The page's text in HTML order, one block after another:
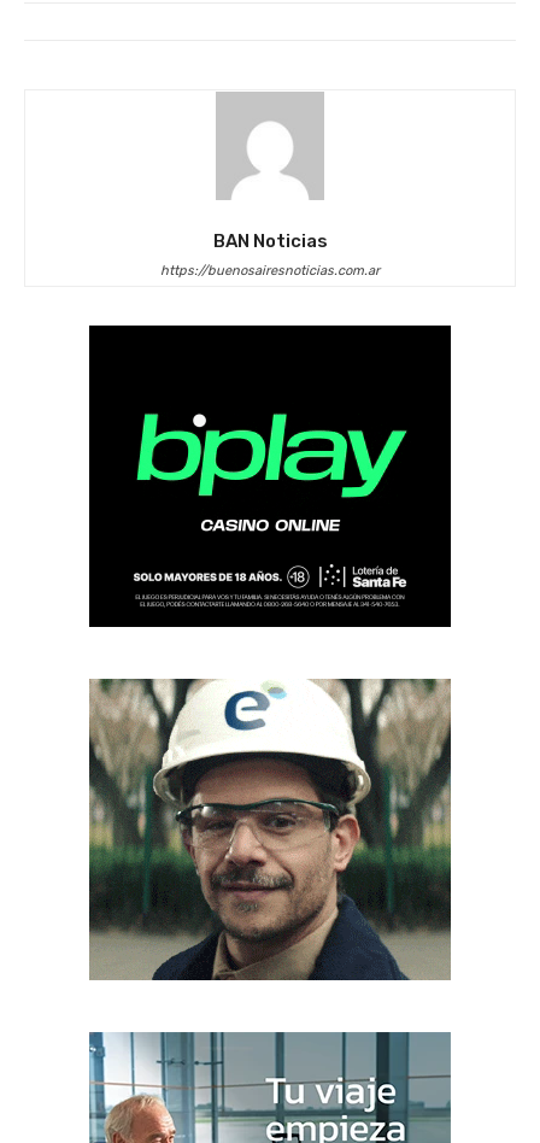
BAN Noticias
https://buenosairesnoticias.com.ar